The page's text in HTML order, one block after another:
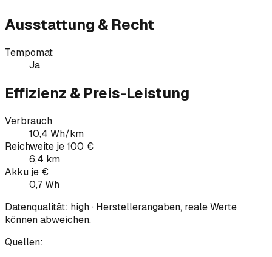
Ausstattung & Recht
Tempomat
Ja
Effizienz & Preis-Leistung
Verbrauch
10,4 Wh/km
Reichweite je 100 €
6,4 km
Akku je €
0,7 Wh
Datenqualität: high· Herstellerangaben, reale Werte
können abweichen.
Quellen: